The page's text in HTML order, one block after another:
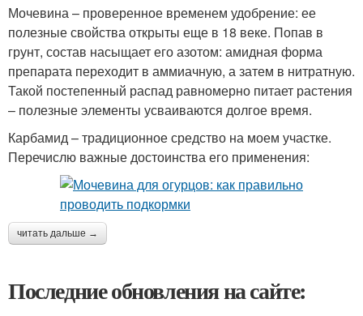
Мочевина – проверенное временем удобрение: ее
полезные свойства открыты еще в 18 веке. Попав в
грунт, состав насыщает его азотом: амидная форма
препарата переходит в аммиачную, а затем в нитратную.
Такой постепенный распад равномерно питает растения
– полезные элементы усваиваются долгое время.
Карбамид – традиционное средство на моем участке.
Перечислю важные достоинства его применения:
читать дальше →
Последние обновления на сайте: